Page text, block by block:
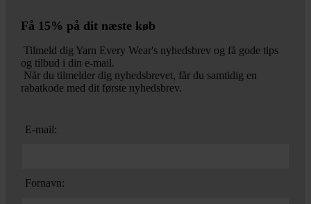
Få 15% på dit næste køb
Tilmeld dig Yarn Every Wear's nyhedsbrev og få gode tips
og tilbud i din e-mail.
Når du tilmelder dig nyhedsbrevet, får du samtidig en
rabatkode med dit første nyhedsbrev.
E-mail:
Fornavn: